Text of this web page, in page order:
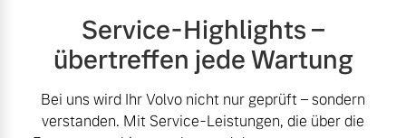
Konnektivität
Angebot anfragen
Aktuelle Serviceangebote
Service-Highlights –
übertreffen jede Wartung
Bei uns wird Ihr Volvo nicht nur geprüft – sondern
verstanden. Mit Service-Leistungen, die über die